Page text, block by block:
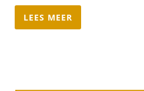
LEES MEER